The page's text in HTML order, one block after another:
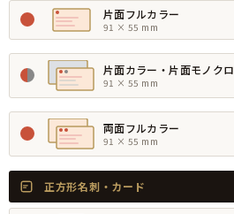
片面フルカラー
91 × 55 mm
片面カラー・片面モノクロ
91 × 55 mm
両面フルカラー
91 × 55 mm
正方形名刺・カード